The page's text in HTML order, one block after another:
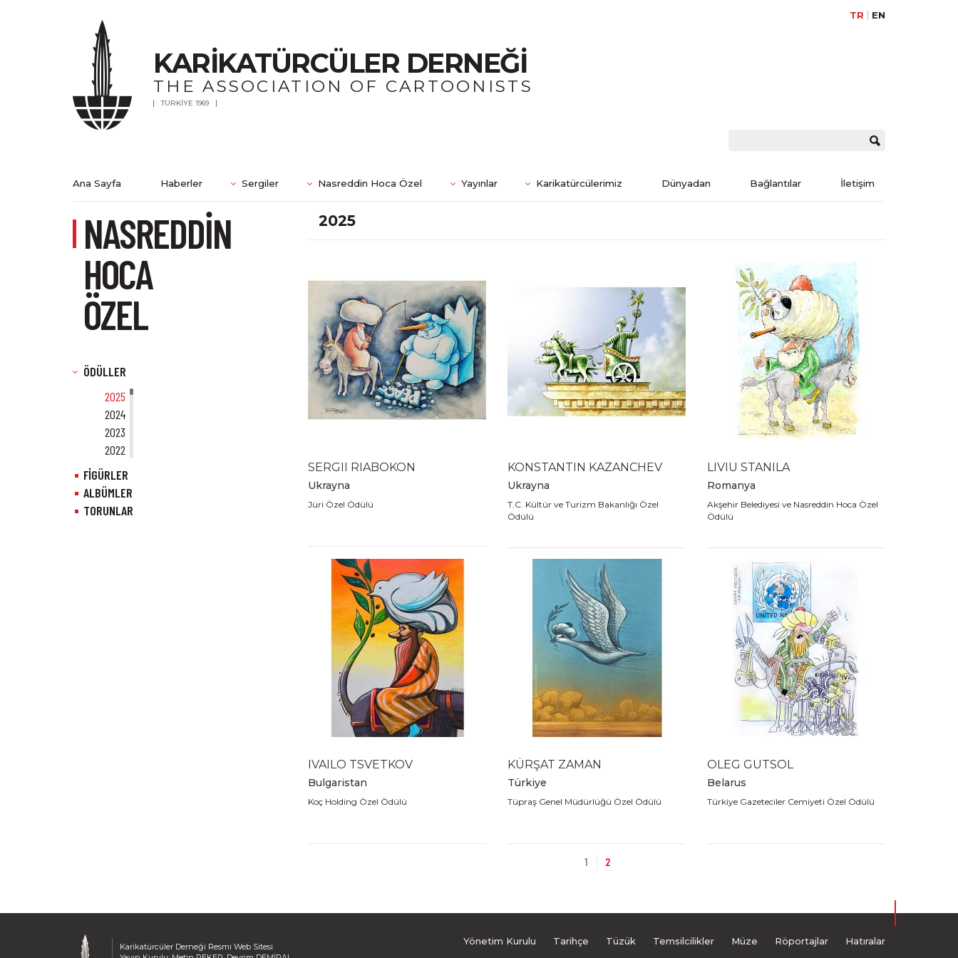
TR EN
KARİKATÜRCÜLER DERNEĞİ
THE ASSOCIATION OF CARTOONISTS
TÜRKİYE 1969
Ana Sayfa Haberler Sergiler Nasreddin Hoca Özel Yayınlar Karikatürcülerimiz Dünyadan Bağlantılar İletişim
NASREDDİN
HOCA
ÖZEL
ÖDÜLLER
2025
2024
2023
2022
2021
2020
2019
1996
1994
FİGÜRLER
ALBÜMLER
TORUNLAR
2025
SERGII RIABOKON
Ukrayna
Jüri Özel Ödülü
KONSTANTIN KAZANCHEV
Ukrayna
T.C. Kültür ve Turizm Bakanlığı Özel
Ödülü
LIVIU STANILA
Romanya
Akşehir Belediyesi ve Nasreddin Hoca Özel
Ödülü
IVAILO TSVETKOV
Bulgaristan
Koç Holding Özel Ödülü
KÜRŞAT ZAMAN
Türkiye
Tüpraş Genel Müdürlüğü Özel Ödülü
OLEG GUTSOL
Belarus
Türkiye Gazeteciler Cemiyeti Özel Ödülü
1 2
Karikatürcüler Derneği Resmi Web Sitesi
Yönetim Kurulu Tarihçe Tüzük Temsilcilikler Müze Röportajlar Hatıralar